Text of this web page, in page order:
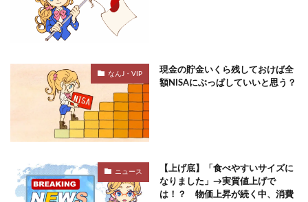
なんJ・VIP
現金の貯金いくら残しておけば全
額NISAにぶっぱしていいと思う？
ニュース
【上げ底】「食べやすいサイズに
なりました」→実質値上げで
は！？ 物価上昇が続く中、消費